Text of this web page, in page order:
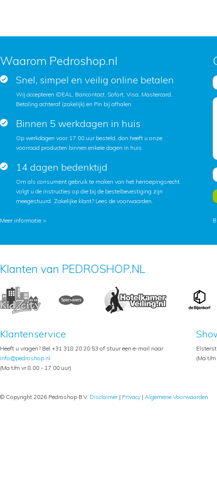
Waarom Pedroshop.nl
Snel, simpel en veilig online betalen
Wij accepteren iDEAL, Bancontact, Sofort, Visa, Mastercard,
Betaling achteraf (zakelijk) en Pin bij afhalen.
Binnen 5 werkdagen in huis
Op werkdagen voor 17.00 uur besteld, dan heeft u onze
voorraad producten binnen enkele dagen in huis.
14 dagen bedenktijd
Om als consument gebruik te maken van het herroepingsrecht
volgt u de instructies op die bij de bestelbevestiging zijn
meegestuurd. Zakelijke klant? Lees de voorwaarden.
Meer informatie >
Klanten van PEDROSHOP.NL
Klantenservice
Heeft u vragen? Bel +31 318 20 20 53 of stuur een e-mail naar
info@pedroshop.nl
(Ma t/m vr 8.00 - 17.00 uur)
(Ma t/
© Copyright 2026 Pedroshop B.V. Disclaimer| Privacy | Algemene Voorwaarden